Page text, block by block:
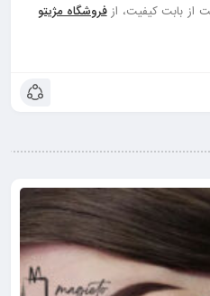
از بابت کیفیت، ازفروشگاه مژیتو